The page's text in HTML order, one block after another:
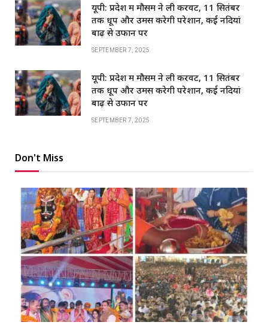
यूपी: प्रदेश में मौसम ने ली करवट, 11 सितंबर
तक धूप और उमस करेगी परेशान, कई नदियां
बाढ़ से उफान पर
SEPTEMBER 7, 2025
यूपी: प्रदेश में मौसम ने ली करवट, 11 सितंबर
तक धूप और उमस करेगी परेशान, कई नदियां
बाढ़ से उफान पर
SEPTEMBER 7, 2025
Don't Miss